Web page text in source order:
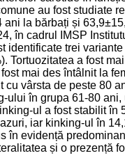
au fost studiate
la bărbați și
în cadrul IMSP
identificate trei
Tortuozitatea a fost
mai des întâlnit la
vârsta de peste 80
ului în grupa 61-80
ul a fost stabilit în
iar kinking-ul în
în evidență
și o prezență